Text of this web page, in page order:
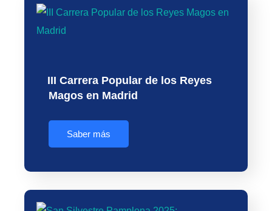
III Carrera Popular de los Reyes
Magos en Madrid
Saber más